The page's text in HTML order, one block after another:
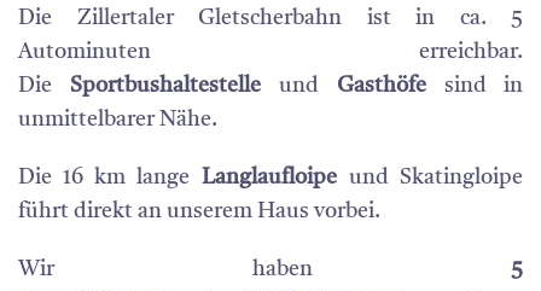
Die Zillertaler Gletscherbahn ist in ca. 5
Autominuten erreichbar.
Die Sportbushaltestelle und Gasthöfe sind in
unmittelbarer Nähe.
Die 16 km lange Langlaufloipe und Skatingloipe
führt direkt an unserem Haus vorbei.
Wir haben 5